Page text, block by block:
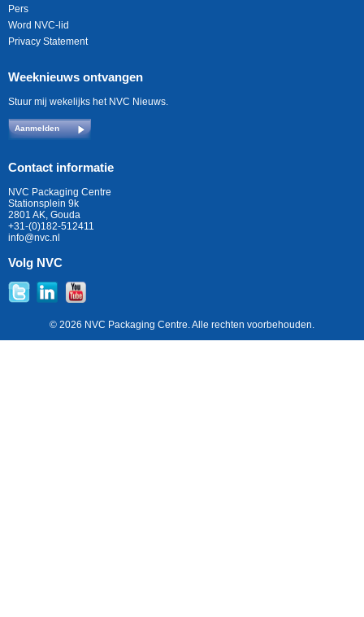
Pers
Word NVC-lid
Privacy Statement
Weeknieuws ontvangen
Stuur mij wekelijks het NVC Nieuws.
Aanmelden
Contact informatie
NVC Packaging Centre
Stationsplein 9k
2801 AK, Gouda
+31-(0)182-512411
info@nvc.nl
Volg NVC
© 2026 NVC Packaging Centre. Alle rechten voorbehouden.